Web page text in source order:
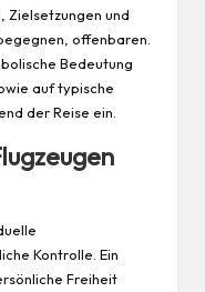
Zielsetzungen und
offenbaren.
Bedeutung
auf typische
der Reise ein.
Kontrolle. Ein
Freiheit